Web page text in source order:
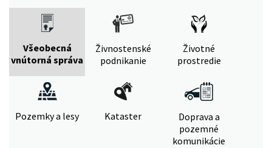
Všeobecná
vnútorná správa
Živnostenské
podnikanie
Životné
prostredie
Pozemky a lesy Kataster
Doprava a
pozemné
komunikácie